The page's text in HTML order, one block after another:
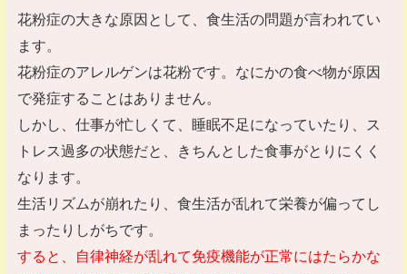
花粉症の大きな原因として、食生活の問題が言われてい
ます。
花粉症のアレルゲンは花粉です。なにかの食べ物が原因
で発症することはありません。
しかし、仕事が忙しくて、睡眠不足になっていたり、ス
トレス過多の状態だと、きちんとした食事がとりにくく
なります。
生活リズムが崩れたり、食生活が乱れて栄養が偏ってし
まったりしがちです。
すると、自律神経が乱れて免疫機能が正常にはたらかな